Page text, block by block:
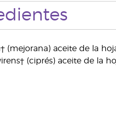
aceite de la
(ciprés) aceite de la